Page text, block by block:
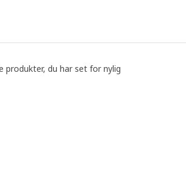
produkter, du har set for nylig